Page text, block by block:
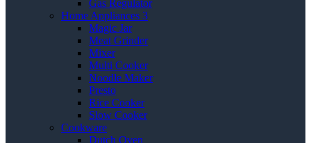
Gas Regulator
Home Appliances 3
Magic Jar
Meat Grinder
Mixer
Multi Cooker
Noodle Maker
Presto
Rice Cooker
Slow Cooker
Cookware
Dutch Oven